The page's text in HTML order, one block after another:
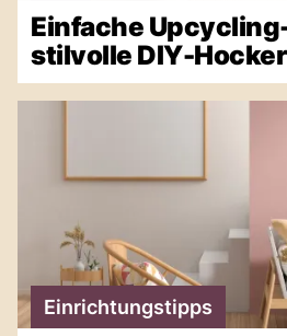
Einfache
stilvolle DIY-Hocker
Einrichtungstipps